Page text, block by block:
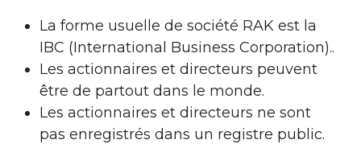
La forme usuelle de société RAK est la
IBC (International Business Corporation)..
Les actionnaires et directeurs peuvent
être de partout dans le monde.
Les actionnaires et directeurs ne sont
pas enregistrés dans un registre public.